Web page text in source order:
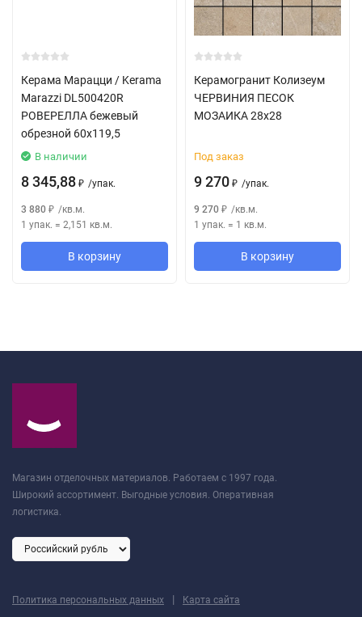
Керама Марацци / Kerama
Marazzi DL500420R
РОВЕРЕЛЛА бежевый
обрезной 60x119,5
В наличии
8 345,88 ₽ /упак.
3 880 ₽ /кв.м.
1 упак. = 2,151 кв.м.
В корзину
Керамогранит Колизеум
ЧЕРВИНИЯ ПЕСОК
МОЗАИКА 28x28
Под заказ
9 270 ₽ /упак.
9 270 ₽ /кв.м.
1 упак. = 1 кв.м.
В корзину
Магазин отделочных материалов. Работаем с 1997 года.
Широкий ассортимент. Выгодные условия. Оперативная
логистика.
Политика персональных данных | Карта сайта